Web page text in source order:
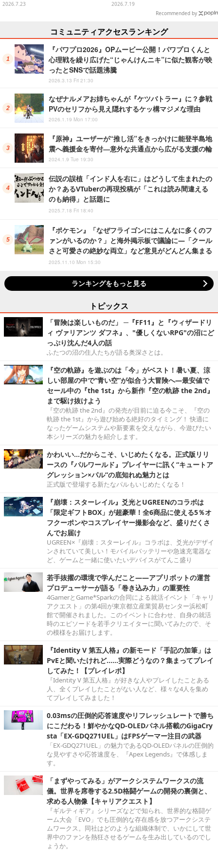
録カード解禁に期待
2026.7.23
R』『TOXリマスター』は2,728円
に！─ゲオ店舗セールを実地調査
2026.7.19
Recommended by
コミュニティアクセスランキング
『パワプロ2026』OPムービー公開！パワプロくんと
心理戦を繰り広げた“じゃんけんニキ”に似た観客が映
ったとSNSで話題沸騰
2026.3.13 Fri 21:30
なぜナルメアお姉ちゃんが『ケツバトラー』に？参戦
PVのセリフから見え隠れするケッ構マジメな理由
2026.1.19 Mon 17:00
『原神』ユーザーが“推し活”をきっかけに能登半島地
震へ義援金を寄付―意外な共通点から広がる支援の輪
2024.1.9 Tue 19:30
伝説の誤植「インド人を右に」はどうして生まれたの
か？あるVTuberの再現投稿が「これは読み間違える
のも納得」と話題に
2025.7.18 Fri 18:40
『ポケモン』「なぜフライゴンにはこんなに多くのフ
ァンがいるのか？」と海外掲示板で議論に―「クール
さと可愛さの絶妙な両立」など意見がどんどん集まる
2025.11.10 Mon 15:30
ランキングをもっと見る
トピックス
「冒険は楽しいものだ」 ─『FF11』と『ウィザードリ
ィ ヴァリアンツ ダフネ』、"優しくないRPG"の沼にど
っぷり沈んだ4人の話
ふたつの沼の住人たちが語る奥深さとは。
『空の軌跡』を遊ぶのは「今」がベスト！暑い夏、涼
しい部屋の中で“青い空”が似合う大冒険へ―最安値で
セール中の『the 1st』から新作『空の軌跡 the 2nd』
まで駆け抜けよう
『空の軌跡 the 2nd』の発売が目前に迫る今こそ、『空の
軌跡 the 1st』から遊び始める絶好のタイミング！ 快適に
なったゲームシステムや新要素を交えながら、今遊びたい
本シリーズの魅力を紹介します。
かわいい…だからこそ、いじめたくなる。正式版リリ
ースの『パルワールド』プレイヤーに訊く“キュートア
グレッション×パル”の底知れぬ魅力とは
正式版で登場する新たなパルもいじめたくなる！
『崩壊：スターレイル』爻光とUGREENのコラボは
「限定ギフトBOX」が超豪華！全6商品に使える5％オ
フクーポンやコスプレイヤー撮影会など、盛りだくさ
んでお届け
UGREEN×『崩壊：スターレイル』コラボは、爻光がデザイ
ンされていて美しい！モバイルバッテリーや急速充電器な
ど、ゲームと一緒に使いたいデバイスがてんこ盛り
若手抜擢の環境で学んだこと――アプリボットの運営
プロデューサーが語る「巻き込み力」の重要性
4GamerとGame*Sparkの合同による就活イベント「キャリ
アクエスト」の第4回が東京都立産業貿易センター浜松町
館で開催されました。このイベントに合わせ、自身の就活
時のエピソードを若手クリエイターに聞いてみたので、そ
の模様をお届けします。
『Identity V 第五人格』の新モード「手記の加筆」は
PvEと聞いたけれど……実際どうなの？集まってプレイ
してみた！【プレイレポ】
『Identity V 第五人格』が好きな人やプレイしたことある
人、全くプレイしたことがない人など、様々な4人を集め
てプレイしてみました！
0.03msの圧倒的応答速度やリフレッシュレートで勝ち
にこだわる！鮮やかなQD-OLEDパネル搭載のGigaCry
sta「EX-GDQ271UEL」はFPSゲーマー注目の武器
「EX-GDQ271UEL」の魅力であるQD-OLEDパネルの圧倒的
な見やすさや応答速度を、『Apex Legends』で体感しま
す。
「まずやってみる」がアークシステムワークスの流
儀。世界を席巻する2.5D格闘ゲームの開発の裏側と、
求める人物像【キャリアクエスト】
『ギルティギア』シリーズなどで知られ、世界的な格闘ゲ
ーム大会「EVO」でも圧倒的な存在感を放つアークシステ
ムワークス。同社はどのような組織体制で、いかにして世
界中のファンを熱狂させるゲームを生み出しているのでし
ょうか。